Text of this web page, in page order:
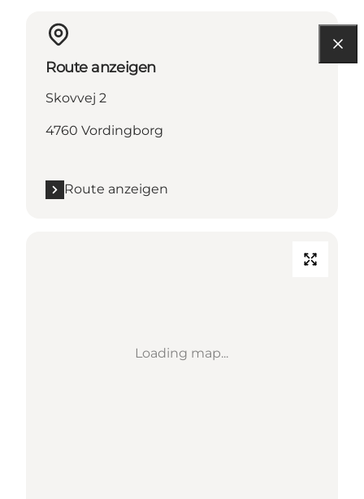
Route anzeigen
Skovvej 2
4760 Vordingborg
Route anzeigen
Loading map...